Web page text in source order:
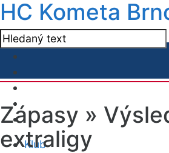
HC Kometa
Klub
Zápasy »
extraligy